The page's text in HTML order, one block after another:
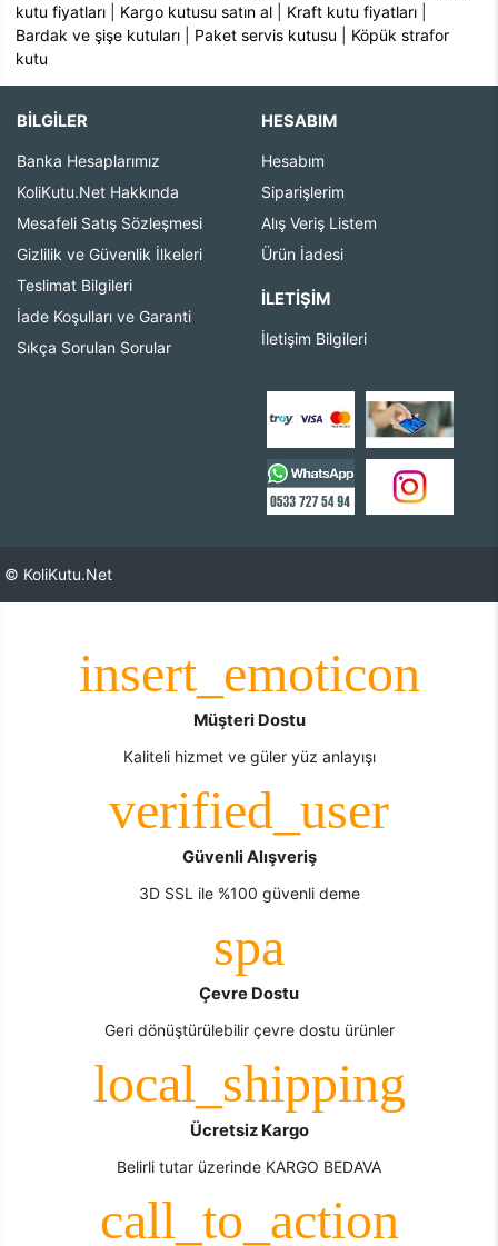
kutu fiyatları
Kargo kutusu satın al Kraft kutu fiyatları
Bardak ve şişe kutuları
Paket servis kutusu
Köpük strafor
kutu
BİLGİLER
Banka Hesaplarımız
KoliKutu.Net Hakkında
Mesafeli Satış Sözleşmesi
Gizlilik ve Güvenlik İlkeleri
Teslimat Bilgileri
İade Koşulları ve Garanti
Sıkça Sorulan Sorular
HESABIM
Hesabım
Siparişlerim
Alış Veriş Listem
Ürün İadesi
İLETIŞIM
İletişim Bilgileri
© KoliKutu.Net
Müşteri Dostu
Kaliteli hizmet ve güler yüz anlayışı
Güvenli Alışveriş
3D SSL ile %100 güvenli deme
Çevre Dostu
Geri dönüştürülebilir çevre dostu ürünler
Ücretsiz Kargo
Belirli tutar üzerinde KARGO BEDAVA